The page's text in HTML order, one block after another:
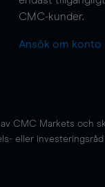
CMC-kunder.
Ansök om konto
CMC Markets och
eller